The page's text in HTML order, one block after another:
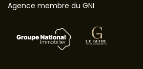
Agence membre du GNI